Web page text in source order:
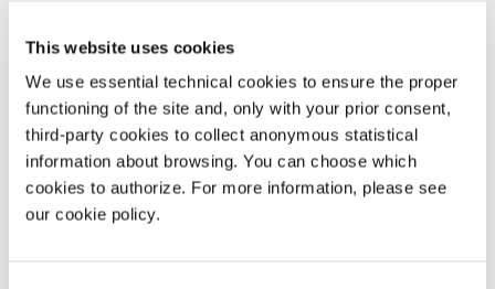
This website uses cookies
We use essential technical cookies to ensure the proper
functioning of the site and, only with your prior consent,
third-party cookies to collect anonymous statistical
information about browsing. You can choose which
cookies to authorize. For more information, please see
our cookie policy.
Regione Marche – Assessorato Beni e attività culturali
SCOPRI DI PIÙ SUL FILM